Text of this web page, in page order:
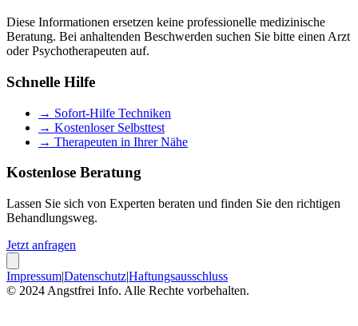
Diese Informationen ersetzen keine professionelle medizinische
Beratung. Bei anhaltenden Beschwerden suchen Sie bitte einen Arzt
oder Psychotherapeuten auf.
Schnelle Hilfe
→ Sofort-Hilfe Techniken
→ Kostenloser Selbsttest
→ Therapeuten in Ihrer Nähe
Kostenlose Beratung
Lassen Sie sich von Experten beraten und finden Sie den richtigen
Behandlungsweg.
Jetzt anfragen
Impressum|Datenschutz|Haftungsausschluss
© 2024 Angstfrei Info. Alle Rechte vorbehalten.